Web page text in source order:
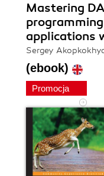
Mastering
applications
Sergey
(ebook)
Promocja